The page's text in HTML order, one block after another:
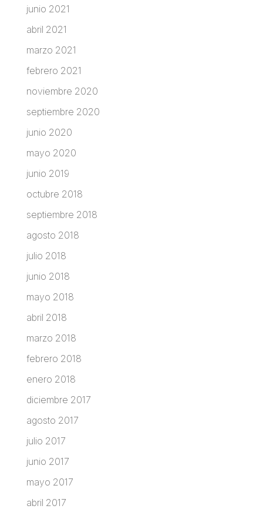
junio 2021
abril 2021
marzo 2021
febrero 2021
noviembre 2020
septiembre 2020
junio 2020
mayo 2020
junio 2019
octubre 2018
septiembre 2018
agosto 2018
julio 2018
junio 2018
mayo 2018
abril 2018
marzo 2018
febrero 2018
enero 2018
diciembre 2017
agosto 2017
julio 2017
junio 2017
mayo 2017
abril 2017